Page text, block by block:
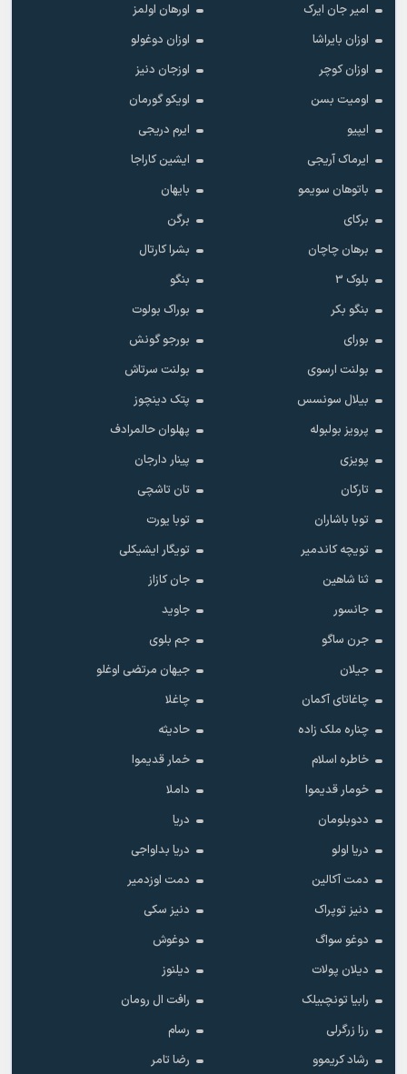
امیر جان ایرک
اورهان اولمز
اوزان بایراشا
اوزان دوغولو
اوزان کوچر
اوزجان دنیز
اومیت بسن
اویکو گورمان
ایپیو
ایرم دریجی
ایرماک آریجی
ایشین کاراجا
باتوهان سویمو
بایهان
برکای
برگن
برهان چاچان
بشرا کارتال
بلوک 3
بنگو
بنگو بکر
بوراک بولوت
بورای
بورجو گونش
بولنت ارسوی
بولنت سرتاش
بیلال سونسس
پتک دینچوز
پرویز بولبوله
پهلوان حالمرادف
پویزی
پینار دارجان
تارکان
تان تاشچی
توبا باشاران
توبا یورت
تویچه کاندمیر
تویگار ایشیکلی
ثنا شاهین
جان کازاز
جانسور
جاوید
جرن ساگو
جم بلوی
جیلان
جیهان مرتضی اوغلو
چاغاتای آکمان
چاغلا
چناره ملک زاده
حادیثه
خاطره اسلام
خمار قدیموا
خومار قدیموا
داملا
ددوبلومان
دریا
دریا اولو
دریا بداواجی
دمت آکالین
دمت اوزدمیر
دنیز توپراک
دنیز سکی
دوغو سواگ
دوغوش
دیلان پولات
دیلنوز
رابیا تونچبیلک
رافت ال رومان
رزا زرگرلی
رسام
رشاد کریموو
رضا تامر